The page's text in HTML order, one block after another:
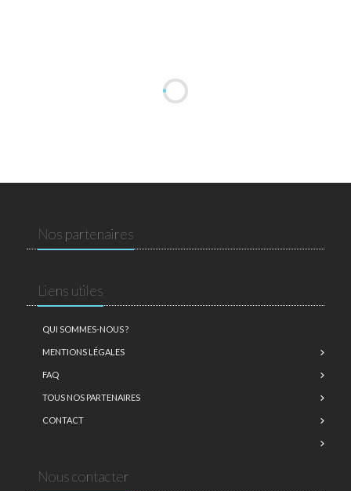
Nos partenaires
Liens utiles
QUI SOMMES-NOUS ?
MENTIONS LÉGALES
FAQ
TOUS NOS PARTENAIRES
CONTACT
Nous contacter